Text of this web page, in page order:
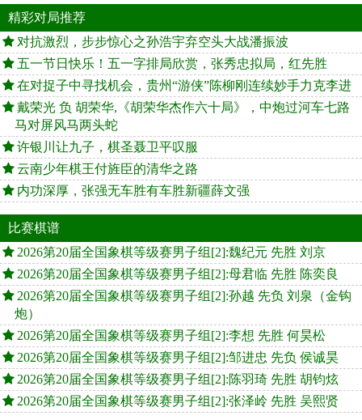
精彩对局推荐
对抗激烈，步步惊心之孙浩宇弃空头大战潘振波
五一节日快乐！五一字排局欣赏，张秀忠拟局，红先胜
在对捉子中寻找机会，贵州“游侠”陈柳刚连续妙手力克李进
戴荣光 负 胡荣华,《胡荣华杰作六十局》，中炮过河车七路
马对屏风马两头蛇
许银川让九子，棋圣聂卫平叹服
云南少年棋王付旌臣的清华之路
内功深厚，张强无车胜有车胜新疆薛文强
比赛棋谱
2026第20届全国象棋等级赛男子组[2]:魏纪元 先胜 刘京
2026第20届全国象棋等级赛男子组[2]:母君临 先胜 陈奕良
2026第20届全国象棋等级赛男子组[2]:孙越 先负 刘泉（金钩
炮）
2026第20届全国象棋等级赛男子组[2]:李想 先胜 何昊松
2026第20届全国象棋等级赛男子组[2]:邹进忠 先负 侯诚昊
2026第20届全国象棋等级赛男子组[2]:陈羽琦 先胜 胡钧炫
2026第20届全国象棋等级赛男子组[2]:张泽岭 先胜 吴熙贤